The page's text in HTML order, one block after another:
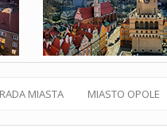
RADA MIASTA MIASTO OPOLE